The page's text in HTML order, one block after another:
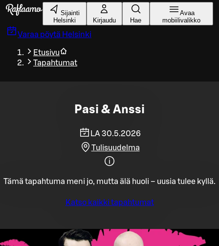
Siirry pääsisältöön
Sijainti
Helsinki
Kirjaudu Hae
Avaa
mobiilivalikko
Varaa pöytä Helsinki
Etusivu
Tapahtumat
Pasi & Anssi
LA 30.5.2026
Tulisuudelma
Tämä tapahtuma meni jo, mutta älä huoli – uusia tulee kyllä.
Katso kaikki tapahtumat